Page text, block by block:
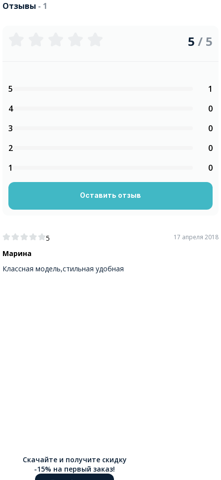
Отзывы - 1
5
Марина
17 апреля 2018
Классная модель,стильная удобная
5 / 5
5
1
4
0
3
0
2
0
1
0
Оставить отзыв
Скачайте и получите скидку
-15% на первый заказ!